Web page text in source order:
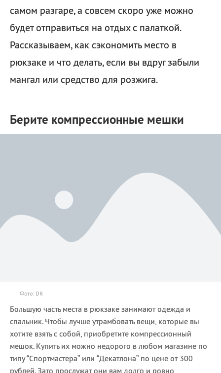
самом разгаре, а совсем скоро уже можно
будет отправиться на отдых с палаткой.
Рассказываем, как сэкономить место в
рюкзаке и что делать, если вы вдруг забыли
мангал или средство для розжига.
Берите компрессионные мешки
Фото: DR
Большую часть места в рюкзаке занимают одежда и
спальник. Чтобы лучше утрамбовать вещи, которые вы
хотите взять с собой, приобретите компрессионный
мешок. Купить их можно недорого в любом магазине по
типу “Спортмастера” или “Декатлона” по цене от 300
рублей. Зато прослужат они вам долго и ровно